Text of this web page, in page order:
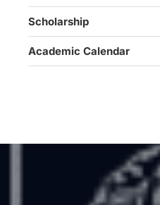
Scholarship
Academic Calendar